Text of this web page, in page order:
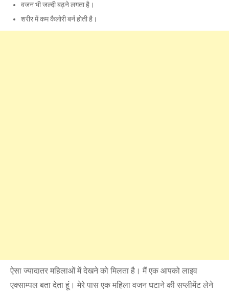
वजन भी जल्दी बढ़ने लगता है।
शरीर में कम कैलोरी बर्न होती है।
ऐसा ज्यादातर महिलाओं में देखने को मिलता है। मैं एक आपको लाइव
एक्साम्पल बता देता हूं। मेरे पास एक महिला वजन घटाने की सप्लीमेंट लेने